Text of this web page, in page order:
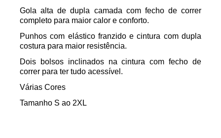
Gola alta de dupla camada com fecho de correr
completo para maior calor e conforto.
Punhos com elástico franzido e cintura com dupla
costura para maior resistência.
Dois bolsos inclinados na cintura com fecho de
correr para ter tudo acessível.
Várias Cores
Tamanho S ao 2XL